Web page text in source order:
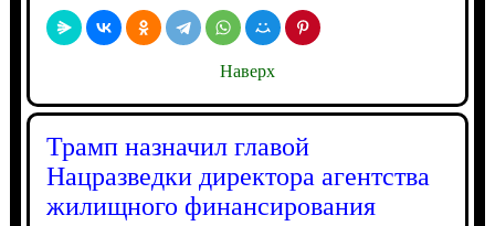
Наверх
Трамп назначил главой
Нацразведки директора агентства
жилищного финансирования